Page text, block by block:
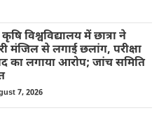
विश्वविद्यालय में छात्रा ने
मंजिल से लगाई छलांग, परीक्षा
का लगाया आरोप; जांच समिति
7, 2026